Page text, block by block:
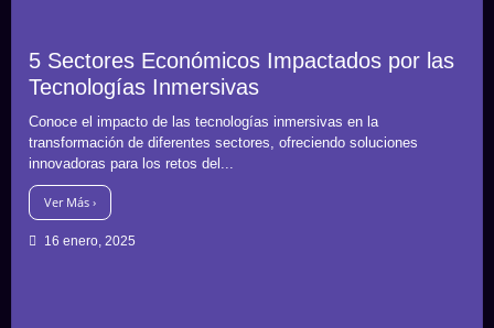
5 Sectores Económicos Impactados por las
Tecnologías Inmersivas
Conoce el impacto de las tecnologías inmersivas en la
transformación de diferentes sectores, ofreciendo soluciones
innovadoras para los retos del...
Ver Más ›
16 enero, 2025